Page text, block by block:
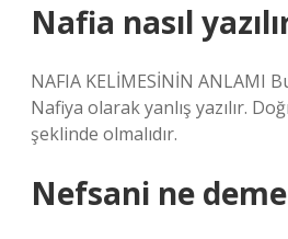
Nafia nasıl
NAFIA KELİMESİNİN ANLAMI
Nafiya olarak yanlış yazılır.
şeklinde olmalıdır.
Nefsani ne